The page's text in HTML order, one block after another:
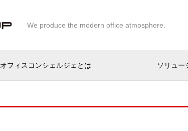
We produce the modern office atmosphere.
オフィスコンシェルジェとは ソリュー